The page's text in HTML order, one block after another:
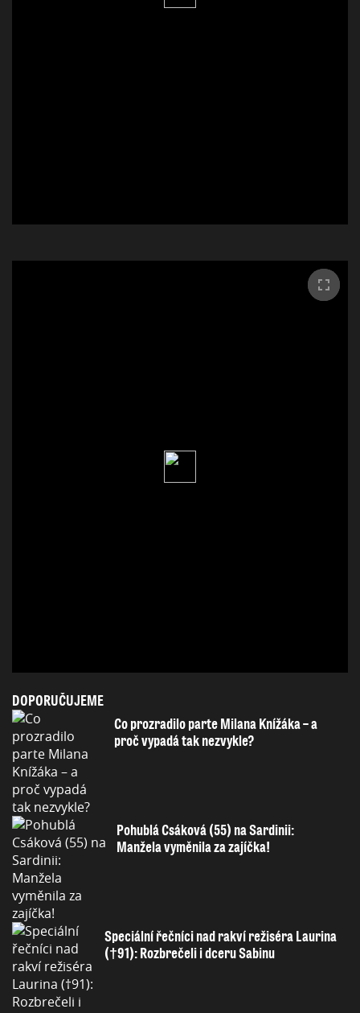
DOPORUČUJEME
Co prozradilo parte Milana Knížáka – a
proč vypadá tak nezvykle?
Pohublá Csáková (55) na Sardinii:
Manžela vyměnila za zajíčka!
Speciální řečníci nad rakví režiséra Laurina
(†91): Rozbrečeli i dceru Sabinu